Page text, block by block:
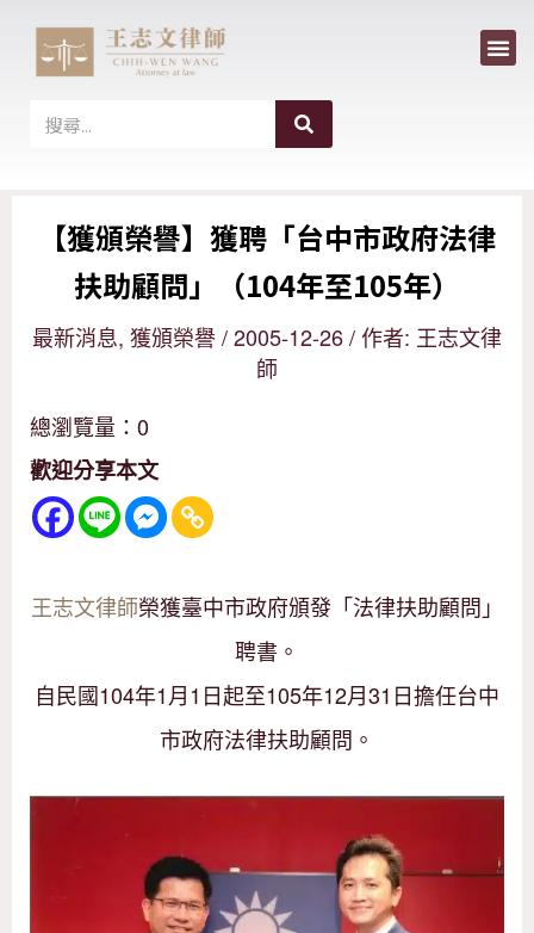
單
搜
搜
尋
【獲頒榮譽】獲聘「台中市政府法律
扶助顧問」（104年至105年）
最新消息, 獲頒榮譽/2005-12-26/ 作者: 王志文律
師
總瀏覽量：0
歡迎分享本文
王志文律師榮獲臺中市政府頒發「法律扶助顧問」
聘書。
自民國104年1月1日起至105年12月31日擔任台中
市政府法律扶助顧問。